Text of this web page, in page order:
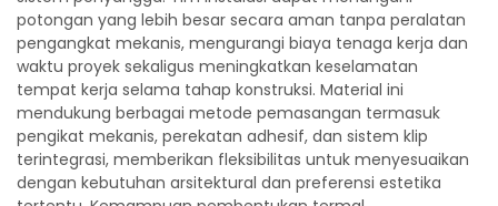
potongan yang lebih besar secara aman tanpa peralatan
pengangkat mekanis, mengurangi biaya tenaga kerja dan
waktu proyek sekaligus meningkatkan keselamatan
tempat kerja selama tahap konstruksi. Material ini
mendukung berbagai metode pemasangan termasuk
pengikat mekanis, perekatan adhesif, dan sistem klip
terintegrasi, memberikan fleksibilitas untuk menyesuaikan
dengan kebutuhan arsitektural dan preferensi estetika